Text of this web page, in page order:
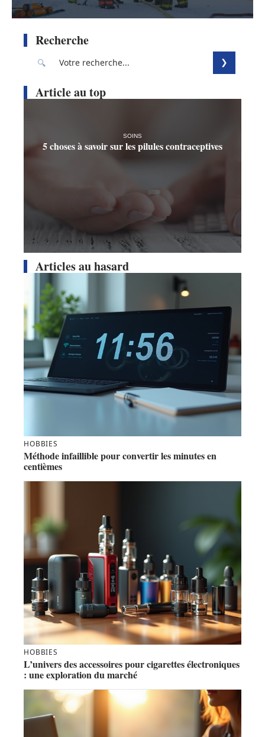
Recherche
Article au top
SOINS
5 choses à savoir sur les pilules contraceptives
Articles au hasard
HOBBIES
Méthode infaillible pour convertir les minutes en
centièmes
HOBBIES
L’univers des accessoires pour cigarettes électroniques
: une exploration du marché